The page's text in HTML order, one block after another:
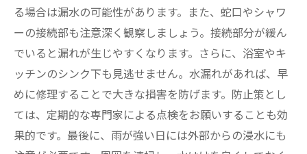
る場合は漏水の可能性があります。また、蛇口やシャワ
ーの接続部も注意深く観察しましょう。接続部分が緩ん
でいると漏れが生じやすくなります。さらに、浴室やキ
ッチンのシンク下も見逃せません。水漏れがあれば、早
めに修理することで大きな損害を防げます。防止策とし
ては、定期的な専門家による点検をお願いすることも効
果的です。最後に、雨が強い日には外部からの浸水にも